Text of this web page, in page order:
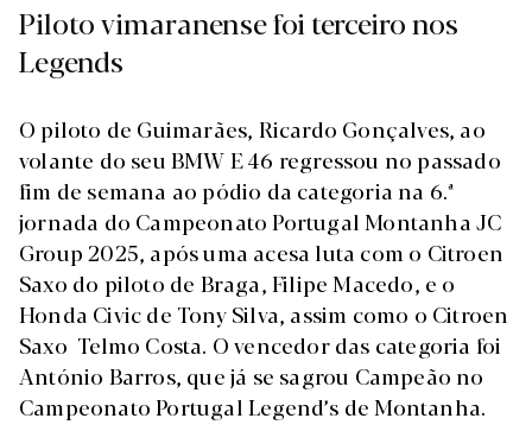
Piloto vimaranense foi terceiro nos
Legends
O piloto de Guimarães, Ricardo Gonçalves, ao
volante do seu BMW E 46 regressou no passado
fim de semana ao pódio da categoria na 6.ª
jornada do Campeonato Portugal Montanha JC
Group 2025, após uma acesa luta com o Citroen
Saxo do piloto de Braga, Filipe Macedo, e o
Honda Civic de Tony Silva, assim como o Citroen
Saxo Telmo Costa. O vencedor das categoria foi
António Barros, que já se sagrou Campeão no
Campeonato Portugal Legend’s de Montanha.